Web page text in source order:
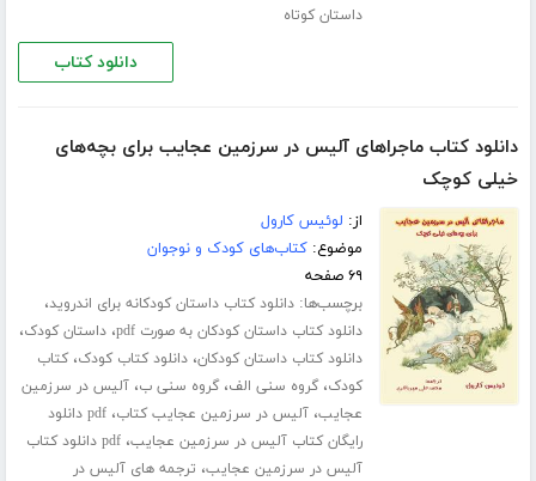
داستان کوتاه
دانلود کتاب
دانلود کتاب ماجراهای آلیس در سرزمین عجایب برای بچه‌های
خیلی کوچک
از: لوئیس کارول
موضوع:کتاب‌های کودک و نوجوان
۶۹ صفحه
برچسب‌ها:دانلود کتاب داستان کودکانه برای اندروید،
دانلود کتاب داستان کودکان به صورت pdf ،داستان کودک،
دانلود کتاب داستان کودکان،دانلود کتاب کودک،کتاب
کودک،گروه سنی الف،گروه سنی ب،آلیس در سرزمین
عجایب،آلیس در سرزمین عجایب کتاب،
pdf دانلود
رایگان کتاب آلیس در سرزمین عجایب،
pdf دانلود کتاب
آلیس در سرزمین عجایب، ترجمه های آلیس در